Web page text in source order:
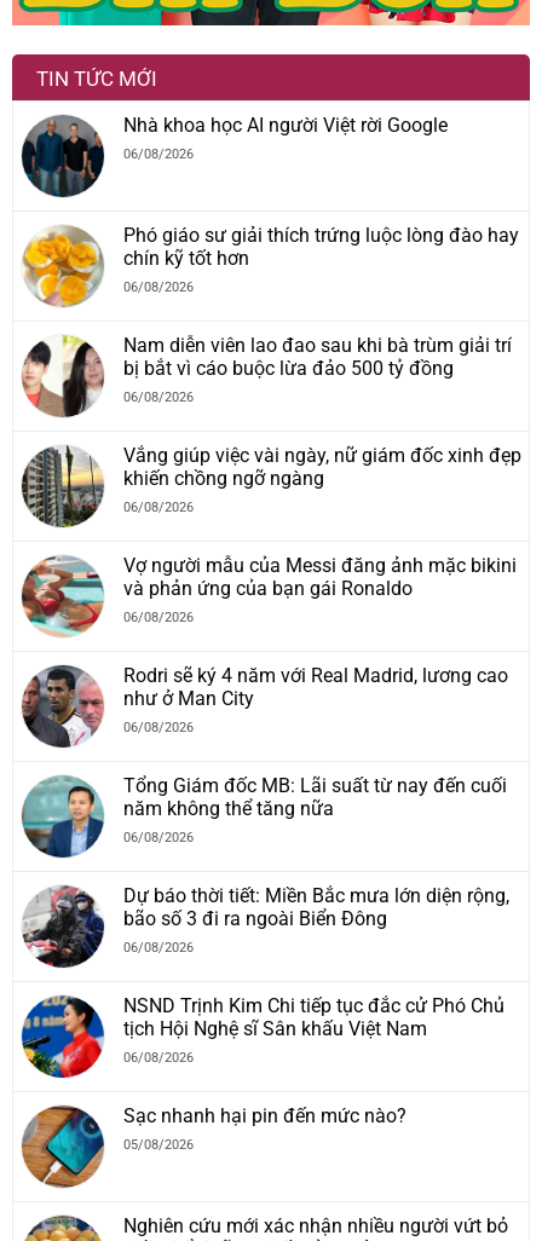
TIN TỨC MỚI
Nhà khoa học AI người Việt rời Google
06/08/2026
Phó giáo sư giải thích trứng luộc lòng đào hay
chín kỹ tốt hơn
06/08/2026
Nam diễn viên lao đao sau khi bà trùm giải trí
bị bắt vì cáo buộc lừa đảo 500 tỷ đồng
06/08/2026
Vắng giúp việc vài ngày, nữ giám đốc xinh đẹp
khiến chồng ngỡ ngàng
06/08/2026
Vợ người mẫu của Messi đăng ảnh mặc bikini
và phản ứng của bạn gái Ronaldo
06/08/2026
Rodri sẽ ký 4 năm với Real Madrid, lương cao
như ở Man City
06/08/2026
Tổng Giám đốc MB: Lãi suất từ nay đến cuối
năm không thể tăng nữa
06/08/2026
Dự báo thời tiết: Miền Bắc mưa lớn diện rộng,
bão số 3 đi ra ngoài Biển Đông
06/08/2026
NSND Trịnh Kim Chi tiếp tục đắc cử Phó Chủ
tịch Hội Nghệ sĩ Sân khấu Việt Nam
06/08/2026
Sạc nhanh hại pin đến mức nào?
05/08/2026
Nghiên cứu mới xác nhận nhiều người vứt bỏ